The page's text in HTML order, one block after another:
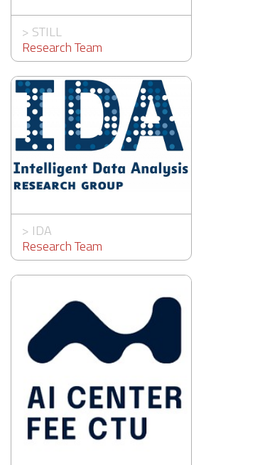
> STILL
Research Team
> IDA
Research Team